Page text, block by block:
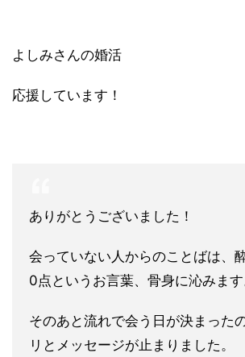
よしみさんの婚活
応援しています！
ありがとうございました！
会っていない人からのことばは、
0点というお言葉、骨身に沁みます
そのあと流れで会う日が決まった
リとメッセージが止まりました。